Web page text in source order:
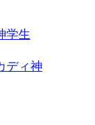
学生
ディ神